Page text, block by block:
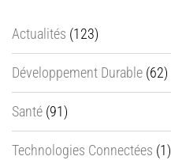
Actualités (123)
Développement Durable (62)
Santé (91)
Technologies Connectées (1)